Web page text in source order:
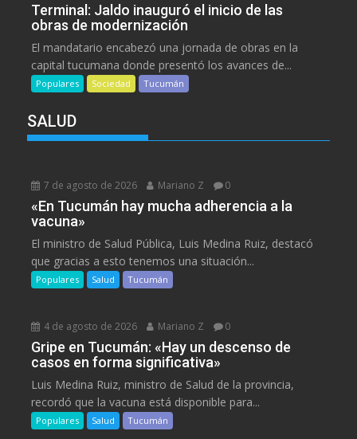
Terminal: Jaldo inauguró el inicio de las
obras de modernización
El mandatario encabezó una jornada de obras en la
capital tucumana donde presentó los avances de...
Populares Sociedad Tucumán
SALUD
7 de agosto de 2026 Mariano Z 0
«En Tucumán hay mucha adherencia a la
vacuna»
El ministro de Salud Pública, Luis Medina Ruiz, destacó
que gracias a esto tenemos una situación...
Populares Salud Tucumán
4 de agosto de 2026 Mariano Z 0
Gripe en Tucumán: «Hay un descenso de
casos en forma significativa»
Luis Medina Ruiz, ministro de Salud de la provincia,
recordó que la vacuna está disponible para...
Populares Salud Tucumán